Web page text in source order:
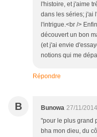
l'histoire, et j'aime
dans les séries; j'ai
l'intrigue.<br />
découvert un bon
(et j'ai envie
notions qui me
Répondre
B Bunowa 27/11/
"pour le plus grand
bha mon dieu, du